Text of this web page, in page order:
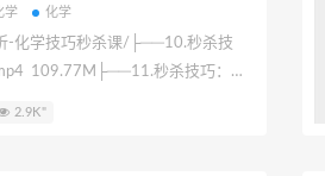
学 化学
-化学技巧秒杀课/├──10.秒杀技
109.77M├──11.秒杀技巧：转
2.9K"